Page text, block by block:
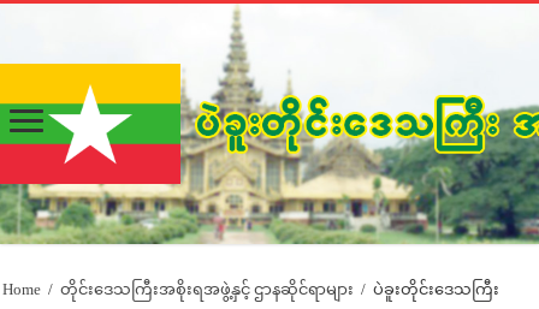
Home / တိုင်းဒေသကြီးအစိုးရအဖွဲ့နှင့် ဌာနဆိုင်ရာများ / ပဲခူးတိုင်းဒေသကြီး